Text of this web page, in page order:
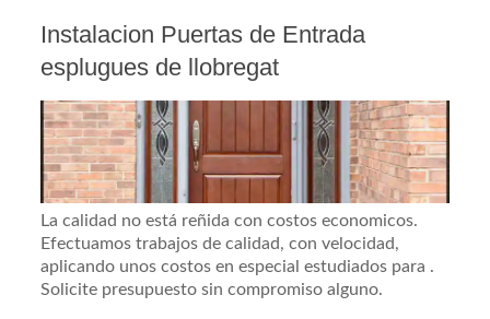
Instalacion Puertas de Entrada
esplugues de llobregat
La calidad no está reñida con costos economicos.
Efectuamos trabajos de calidad, con velocidad,
aplicando unos costos en especial estudiados para .
Solicite presupuesto sin compromiso alguno.